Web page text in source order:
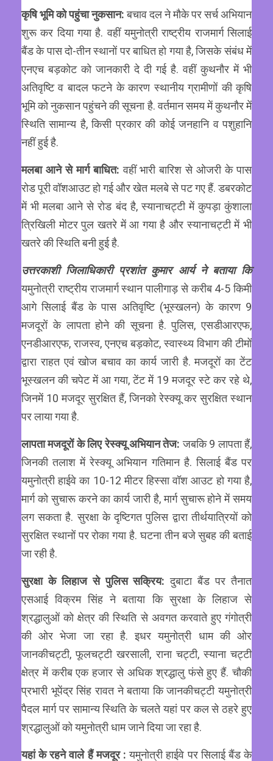
कृषि भूमि को पहुंचा नुकसान: बचाव दल ने मौके पर सर्च अभियान
शुरू कर दिया गया है. वहीं यमुनोत्री राष्ट्रीय राजमार्ग सिलाई
बैंड के पास दो-तीन स्थानों पर बाधित हो गया है, जिसके संबंध में
एनएच बड़कोट को जानकारी दे दी गई है. वहीं कुथनौर में भी
अतिवृष्टि व बादल फटने के कारण स्थानीय ग्रामीणों की कृषि
भूमि को नुकसान पहुंचने की सूचना है. वर्तमान समय में कुथनौर में
स्थिति सामान्य है, किसी प्रकार की कोई जनहानि व पशुहानि
नहीं हुई है.
मलबा आने से मार्ग बाधित: वहीं भारी बारिश से ओजरी के पास
रोड पूरी वॉशआउट हो गई और खेत मलबे से पट गए हैं. डबरकोट
में भी मलबा आने से रोड बंद है, स्यानाचट्टी में कुपड़ा कुंशाला
त्रिखिली मोटर पुल खतरे में आ गया है और स्यानाचट्टी में भी
खतरे की स्थिति बनी हुई है.
उत्तरकाशी जिलाधिकारी प्रशांत कुमार आर्य ने बताया कि
यमुनोत्री राष्ट्रीय राजमार्ग स्थान पालीगाड़ से करीब 4-5 किमी
आगे सिलाई बैंड के पास अतिवृष्टि (भूस्खलन) के कारण 9
मजदूरों के लापता होने की सूचना है. पुलिस, एसडीआरएफ,
एनडीआरएफ, राजस्व, एनएच बड़कोट, स्वास्थ्य विभाग की टीमों
द्वारा राहत एवं खोज बचाव का कार्य जारी है. मजदूरों का टेंट
भूस्खलन की चपेट में आ गया, टेंट में 19 मजदूर स्टे कर रहे थे,
जिनमें 10 मजदूर सुरक्षित हैं, जिनको रेस्क्यू कर सुरक्षित स्थान
पर लाया गया है.
लापता मजदूरों के लिए रेस्क्यू अभियान तेज: जबकि 9 लापता हैं,
जिनकी तलाश में रेस्क्यू अभियान गतिमान है. सिलाई बैंड पर
यमुनोत्री हाईवे का 10-12 मीटर हिस्सा वॉश आउट हो गया है,
मार्ग को सुचारू करने का कार्य जारी है, मार्ग सुचारू होने में समय
लग सकता है. सुरक्षा के दृष्टिगत पुलिस द्वारा तीर्थयात्रियों को
सुरक्षित स्थानों पर रोका गया है. घटना तीन बजे सुबह की बताई
जा रही है.
सुरक्षा के लिहाज से पुलिस सक्रिय: दुबाटा बैंड पर तैनात
एसआई विक्रम सिंह ने बताया कि सुरक्षा के लिहाज से
श्रद्धालुओं को क्षेत्र की स्थिति से अवगत करवाते हुए गंगोत्री
की ओर भेजा जा रहा है. इधर यमुनोत्री धाम की ओर
जानकीचट्टी, फूलचट्टी खरसाली, राना चट्टी, स्याना चट्टी
क्षेत्र में करीब एक हजार से अधिक श्रद्धालु फंसे हुए हैं. चौकी
प्रभारी भूपेंद्र सिंह रावत ने बताया कि जानकीचट्टी यमुनोत्री
पैदल मार्ग पर सामान्य स्थिति के चलते यहां पर कल से ठहरे हुए
श्रद्धालुओं को यमुनोत्री धाम जाने दिया जा रहा है.
यहां के रहने वाले हैं मजदूर : यमुनोत्री हाईवे पर सिलाई बैंड के